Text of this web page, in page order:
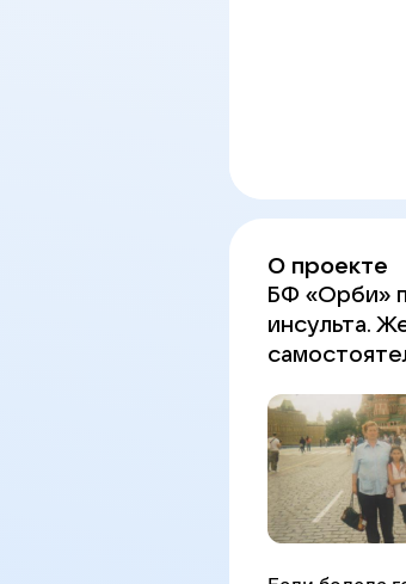
О проекте
БФ «Орби»
инсульта.